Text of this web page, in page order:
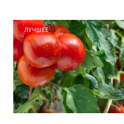
ЛУЧШЕЕ